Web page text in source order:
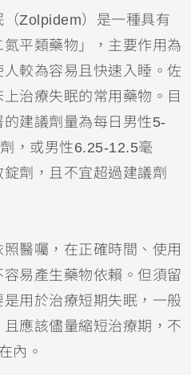
Zolpidem）是一種具有
平類藥物」，主要作用為
較為容易且快速入睡。佐
治療失眠的常用藥物。目
建議劑量為每日男性5-
，或男性6.25-12.5毫
劑，且不宜超過建議劑
醫囑，在正確時間、使用
易產生藥物依賴。但須留
用於治療短期失眠，一般
應該儘量縮短治療期，不
內。